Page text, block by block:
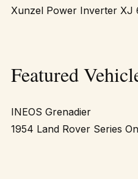
Xunzel Power Inverter XJ
Featured
INEOS Grenadier
1954 Land Rover Series